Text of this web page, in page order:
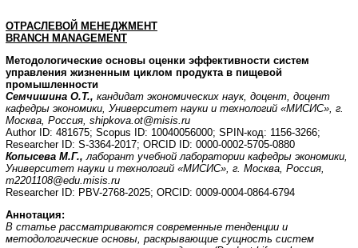
ОТРАСЛЕВОЙ МЕНЕДЖМЕНТ
BRANCH MANAGEMENT
Методологические основы оценки эффективности систем
управления жизненным циклом продукта в пищевой
промышленности
Семчишина О.Т., кандидат экономических наук, доцент, доцент
кафедры экономики, Университет науки и технологий «МИСИС», г.
Москва, Россия, shipkova.ot@misis.ru
Author ID: 481675; Scopus ID: 10040056000; SPIN-код: 1156-3266;
Researcher ID: S-3364-2017; ORCID ID: 0000-0002-5705-0880
Копысева М.Г.,лаборант учебной лаборатории кафедры экономики,
Университет науки и технологий «МИСИС», г. Москва, Россия,
m2201108@edu.misis.ru
Researcher ID: PBV-2768-2025; ORCID: 0009-0004-0864-6794
Аннотация:
В статье рассматриваются современные тенденции и
методологические основы, раскрывающие сущность систем